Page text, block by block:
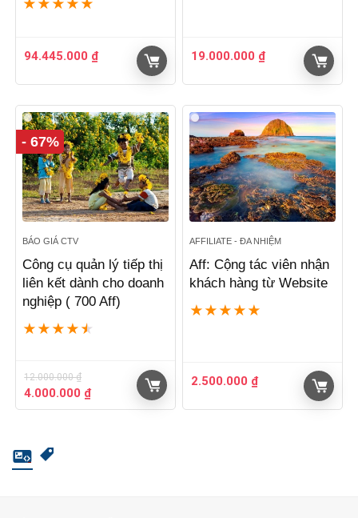
★ ★ ★ ★ ★
94.445.000 ₫ 19.000.000 ₫
- 67%
BÁO GIÁ CTV
Công cụ quản lý tiếp thị
liên kết dành cho doanh
nghiệp ( 700 Aff)
★ ★ ★ ★ ★
12.000.000₫
Giá
gốc
4.000.000 ₫Giá
hiện
AFFILIATE - ĐA NHIỆM
Aff: Cộng tác viên nhận
khách hàng từ Website
★ ★ ★ ★ ★
2.500.000 ₫